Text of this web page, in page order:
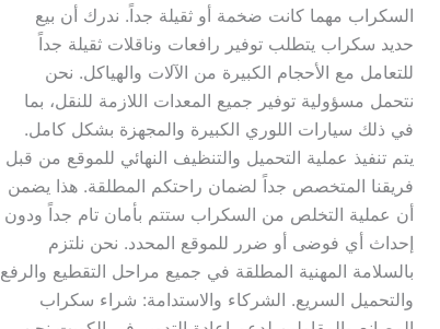
السكراب مهما كانت ضخمة أو ثقيلة جداً. ندرك أن بيع
حديد سكراب يتطلب توفير رافعات وناقلات ثقيلة جداً
للتعامل مع الأحجام الكبيرة من الآلات والهياكل. نحن
نتحمل مسؤولية توفير جميع المعدات اللازمة للنقل، بما
في ذلك سيارات اللوري الكبيرة والمجهزة بشكل كامل.
يتم تنفيذ عملية التحميل والتنظيف النهائي للموقع من قبل
فريقنا المتخصص جداً لضمان راحتكم المطلقة. هذا يضمن
أن عملية التخلص من السكراب ستتم بأمان تام جداً ودون
إحداث أي فوضى أو ضرر للموقع المحدد. نحن نلتزم
بالسلامة المهنية المطلقة في جميع مراحل التقطيع والرفع
والتحميل السريع. الشركاء والاستدامة: شراء سكراب